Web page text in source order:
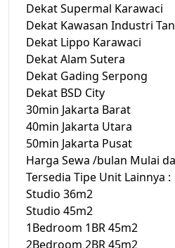
Dekat Supermal Karawaci
Dekat Kawasan Industri
Dekat Lippo Karawaci
Dekat Alam Sutera
Dekat Gading Serpong
Dekat BSD City
30min Jakarta Barat
40min Jakarta Utara
50min Jakarta Pusat
Harga Sewa /bulan Mulai
Tersedia Tipe Unit Lainnya :
Studio 36m2
Studio 45m2
1Bedroom 1BR 45m2
2Bedroom 2BR 45m2